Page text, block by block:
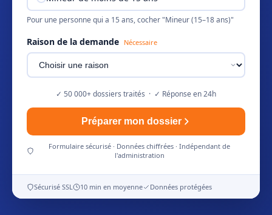
Pour une personne qui a 15 ans, cocher "Mineur (15–18 ans)"
Raison de la demande Nécessaire
✓ 50 000+ dossiers traités · ✓ Réponse en 24h
Préparer mon dossier
Formulaire sécurisé · Données chiffrées · Indépendant de
l'administration
Sécurisé SSL 10 min en moyenne Données protégées